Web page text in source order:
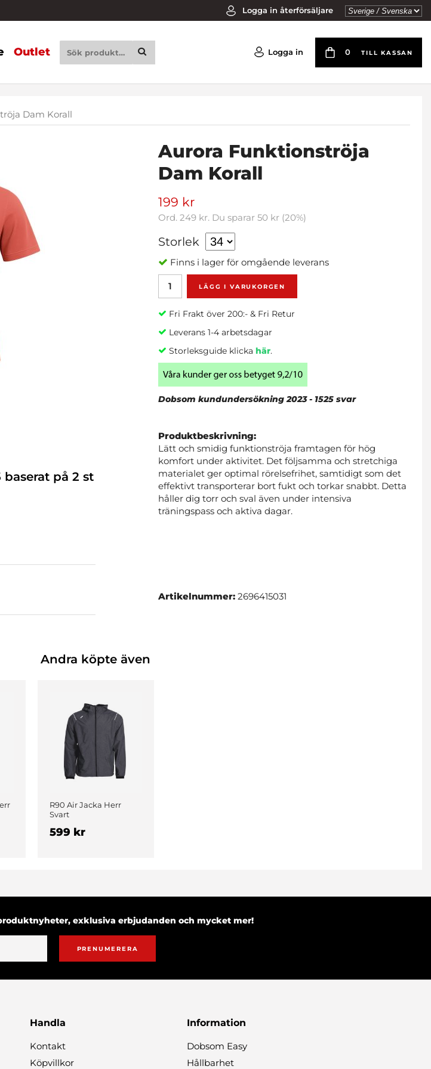
Logga in återförsäljare
Outlet Logga in 0 TILL KASSAN
Dam Korall
Aurora Funktionströja
Dam Korall
199 kr
Ord.249 kr. Du sparar50 kr (20%)
Storlek
Finns i lager för omgående leverans
LÄGG I VARUKORGEN
Fri Frakt över 200:- & Fri Retur
Leverans 1-4 arbetsdagar
Storleksguide klickahär.
Dobsom kundundersökning 2023 - 1525 svar
Produktbeskrivning:
Lätt och smidig funktionströja framtagen för hög
komfort under aktivitet. Det följsamma och stretchiga
materialet ger optimal rörelsefrihet, samtidigt som det
effektivt transporterar bort fukt och torkar snabbt. Detta
håller dig torr och sval även under intensiva
träningspass och aktiva dagar.
Artikelnummer:2696415031
baserat på2 st
Andra köpte även
R90 Air Jacka Herr
Svart
599 kr
exklusiva erbjudanden och mycket mer!
PRENUMERERA
Handla
Kontakt
Köpvillkor
Information
Dobsom Easy
Hållbarhet